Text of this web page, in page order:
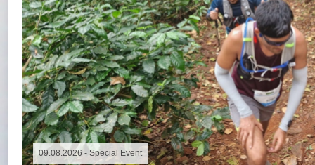
09.11.2025 - Spalter Freiheit Hügelland Trailrun